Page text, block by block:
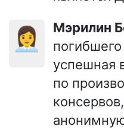
👩‍💼 Мэрилин
успешная
по